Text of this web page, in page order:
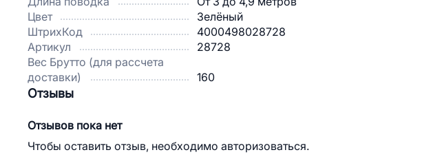
Цвет
Зелёный
ШтрихКод
4000498028728
Артикул
28728
Вес Брутто (для рассчета
доставки)
160
Отзывы
Отзывов пока нет
Чтобы оставить отзыв, необходимо авторизоваться.